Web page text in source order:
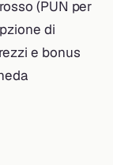
(PUN per
di
e bonus